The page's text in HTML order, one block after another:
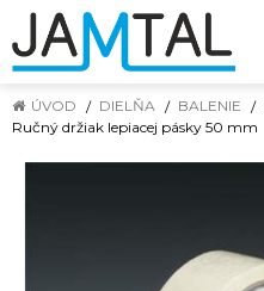
ÚVOD DIELŇA BALENIE
Ručný držiak lepiacej pásky 50 mm